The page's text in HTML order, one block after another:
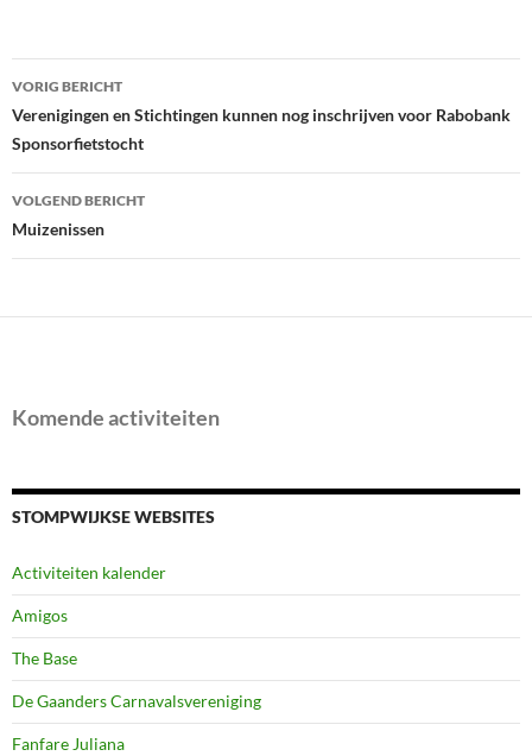
Bericht
navigatie
VORIG BERICHT
Verenigingen en Stichtingen kunnen nog inschrijven voor Rabobank
Sponsorfietstocht
VOLGEND BERICHT
Muizenissen
Komende activiteiten
STOMPWIJKSE WEBSITES
Activiteiten kalender
Amigos
The Base
De Gaanders Carnavalsvereniging
Fanfare Juliana